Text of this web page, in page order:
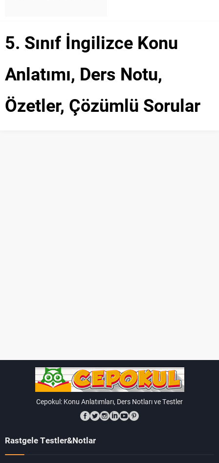
5. Sınıf İngilizce Konu
Anlatımı, Ders Notu,
Özetler, Çözümlü Sorular
Cepokul: Konu Anlatımları, Ders Notları ve Testler
Rastgele Testler&Notlar